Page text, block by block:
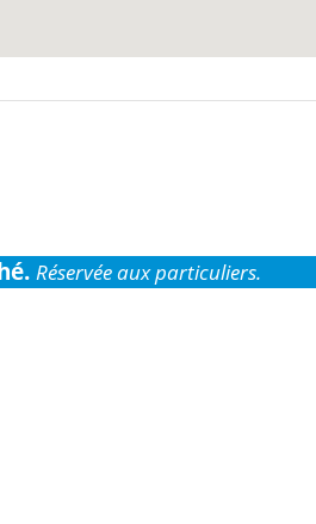
Réservée aux particuliers.